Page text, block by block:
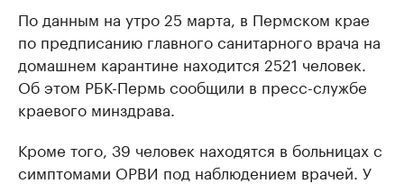
По данным на утро 25 марта, в Пермском крае
по предписанию главного санитарного врача на
домашнем карантине находится 2521 человек.
Об этом РБК-Пермь сообщили в пресс-службе
краевого минздрава.
Кроме того, 39 человек находятся в больницах с
симптомами ОРВИ под наблюдением врачей. У